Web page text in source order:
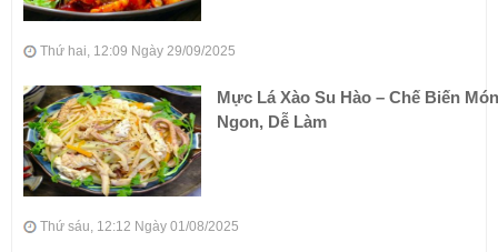
Thứ hai, 12:09 Ngày 29/09/2025
Mực Lá Xào Su Hào – Chế Biến Món
Ngon, Dễ Làm
Thứ sáu, 12:12 Ngày 01/08/2025